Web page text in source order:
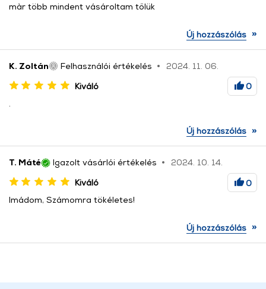
màr több mindent vásároltam tőlük
Új hozzászólás »
K. Zoltán Felhasználói értékelés
2024. 11. 06.
Kiváló
0
Új hozzászólás »
T. Máté Igazolt vásárlói értékelés
2024. 10. 14.
Kiváló
0
Imádom, Számomra tökéletes!
Új hozzászólás »